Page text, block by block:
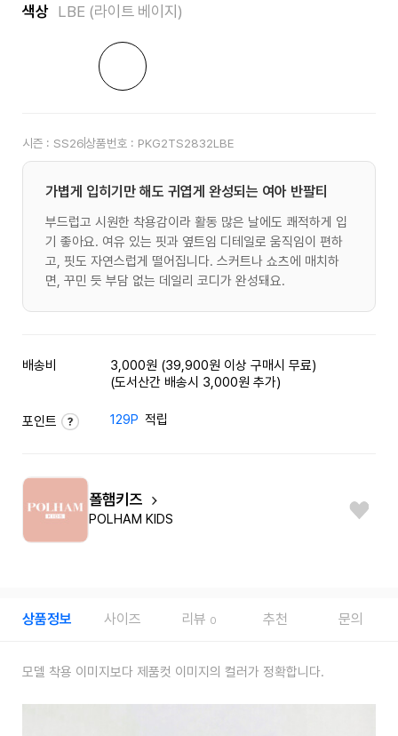
색상 LBE (라이트 베이지)
시즌 : SS26상품번호 : PKG2TS2832LBE
가볍게 입히기만 해도 귀엽게 완성되는 여아 반팔티
부드럽고 시원한 착용감이라 활동 많은 날에도 쾌적하게 입
기 좋아요. 여유 있는 핏과 옆트임 디테일로 움직임이 편하
고, 핏도 자연스럽게 떨어집니다. 스커트나 쇼츠에 매치하
면, 꾸민 듯 부담 없는 데일리 코디가 완성돼요.
배송비
3,000원 (39,900원 이상 구매시 무료)
(도서산간 배송시 3,000원 추가)
포인트 129P 적립
폴햄키즈
POLHAM KIDS
상품정보 사이즈 리뷰 0 추천 문의
모델 착용 이미지보다 제품컷 이미지의 컬러가 정확합니다.